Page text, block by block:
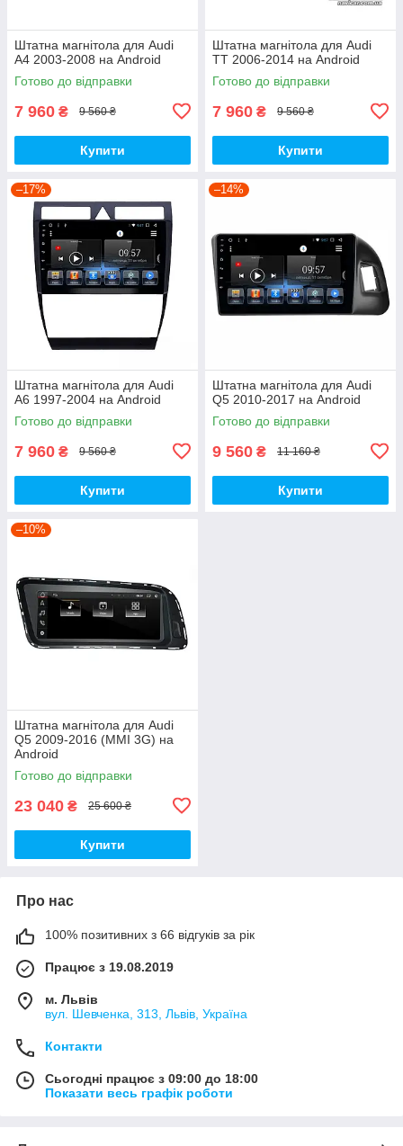
Штатна магнітола для Audi
A4 2003-2008 на Android
Готово до відправки
7 960 ₴ 9 560 ₴
Купити
Штатна магнітола для Audi
TT 2006-2014 на Android
Готово до відправки
7 960 ₴ 9 560 ₴
Купити
–17%
Штатна магнітола для Audi
A6 1997-2004 на Android
Готово до відправки
7 960 ₴ 9 560 ₴
Купити
–14%
Штатна магнітола для Audi
Q5 2010-2017 на Android
Готово до відправки
9 560 ₴ 11 160 ₴
Купити
–10%
Штатна магнітола для Audi
Q5 2009-2016 (MMI 3G) на
Android
Готово до відправки
23 040 ₴ 25 600 ₴
Купити
Про нас
100% позитивних з 66 відгуків за рік
Працює з 19.08.2019
м. Львів
вул. Шевченка, 313, Львів, Україна
Контакти
Сьогодні працює з 09:00 до 18:00
Показати весь графік роботи